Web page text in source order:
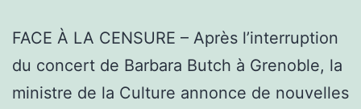
tribunal
après
menaces
FACE À LA CENSURE – Après l’interruption
du concert de Barbara Butch à Grenoble, la
ministre de la Culture annonce de nouvelles